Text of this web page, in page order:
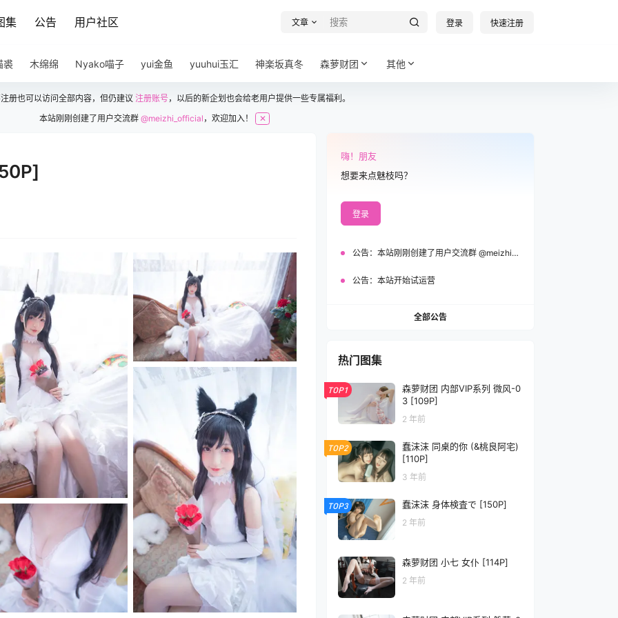
集 公告 用户社区 文章 登录 快速注册
裘 木绵绵 Nyako喵子 yui金鱼 yuuhui玉汇 神楽坂真冬 森萝财团 其他
册也可以访问全部内容，但仍建议 注册账号，以后的新企划也会给老用户提供一些专属福利。
本站刚刚创建了用户交流群@meizhi_official ，欢迎加入！ ✕
嗨！朋友
想要来点魅枝吗？
登录
公告： 本站刚刚创建了用户交流群 @meizhi_official，欢迎加入！
公告： 本站开始试运营
全部公告
热门图集
TOP1
森萝财团 内部VIP系列 微风-0
3 [109P]
2 年前
TOP2
蠢沫沫 同桌的你 (&桃良阿宅)
[110P]
3 年前
TOP3 蠢沫沫 身体検査で [150P]
2 年前
森萝财团 小七 女仆 [114P]
2 年前